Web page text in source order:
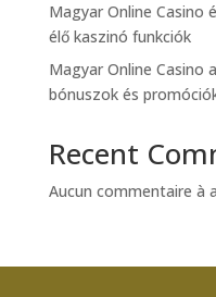
Magyar Online Casino
élő kaszinó funkciók
Magyar Online Casino
bónuszok és
Recent
Aucun commentaire à